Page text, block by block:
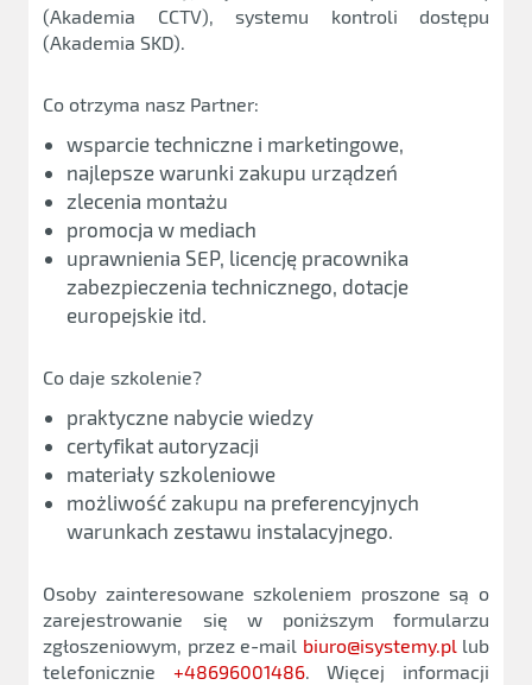
(Akademia CCTV), systemu kontroli dostępu
(Akademia SKD).
Co otrzyma nasz Partner:
wsparcie techniczne i marketingowe,
najlepsze warunki zakupu urządzeń
zlecenia montażu
promocja w mediach
uprawnienia SEP, licencję pracownika
zabezpieczenia technicznego, dotacje
europejskie itd.
Co daje szkolenie?
praktyczne nabycie wiedzy
certyfikat autoryzacji
materiały szkoleniowe
możliwość zakupu na preferencyjnych
warunkach zestawu instalacyjnego.
Osoby zainteresowane szkoleniem proszone są o
zarejestrowanie się w poniższym formularzu
zgłoszeniowym, przez e-mail biuro@isystemy.pllub
telefonicznie +48696001486. Więcej informacji